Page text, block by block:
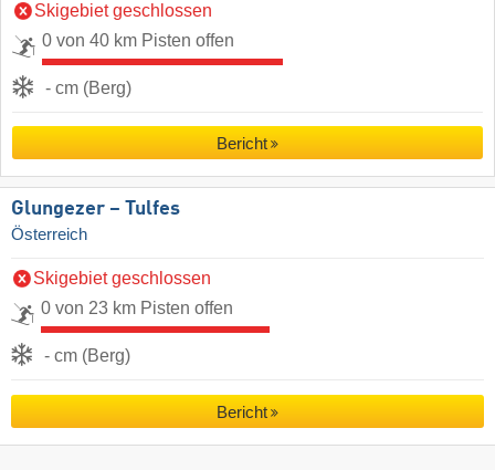
Skigebiet geschlossen
0 von 40 km Pisten offen
- cm (Berg)
Bericht
Glungezer – Tulfes
Österreich
Skigebiet geschlossen
0 von 23 km Pisten offen
- cm (Berg)
Bericht